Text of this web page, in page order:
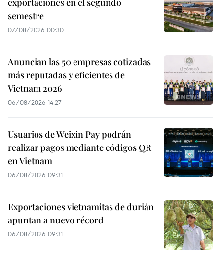
exportaciones en el segundo
semestre
07/08/2026 00:30
Anuncian las 50 empresas cotizadas
más reputadas y eficientes de
Vietnam 2026
06/08/2026 14:27
Usuarios de Weixin Pay podrán
realizar pagos mediante códigos QR
en Vietnam
06/08/2026 09:31
Exportaciones vietnamitas de durián
apuntan a nuevo récord
06/08/2026 09:31